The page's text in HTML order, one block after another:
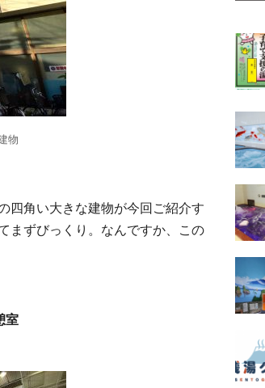
物
四角い大きな建物が今回ご紹介す
まずびっくり。なんですか、この
室